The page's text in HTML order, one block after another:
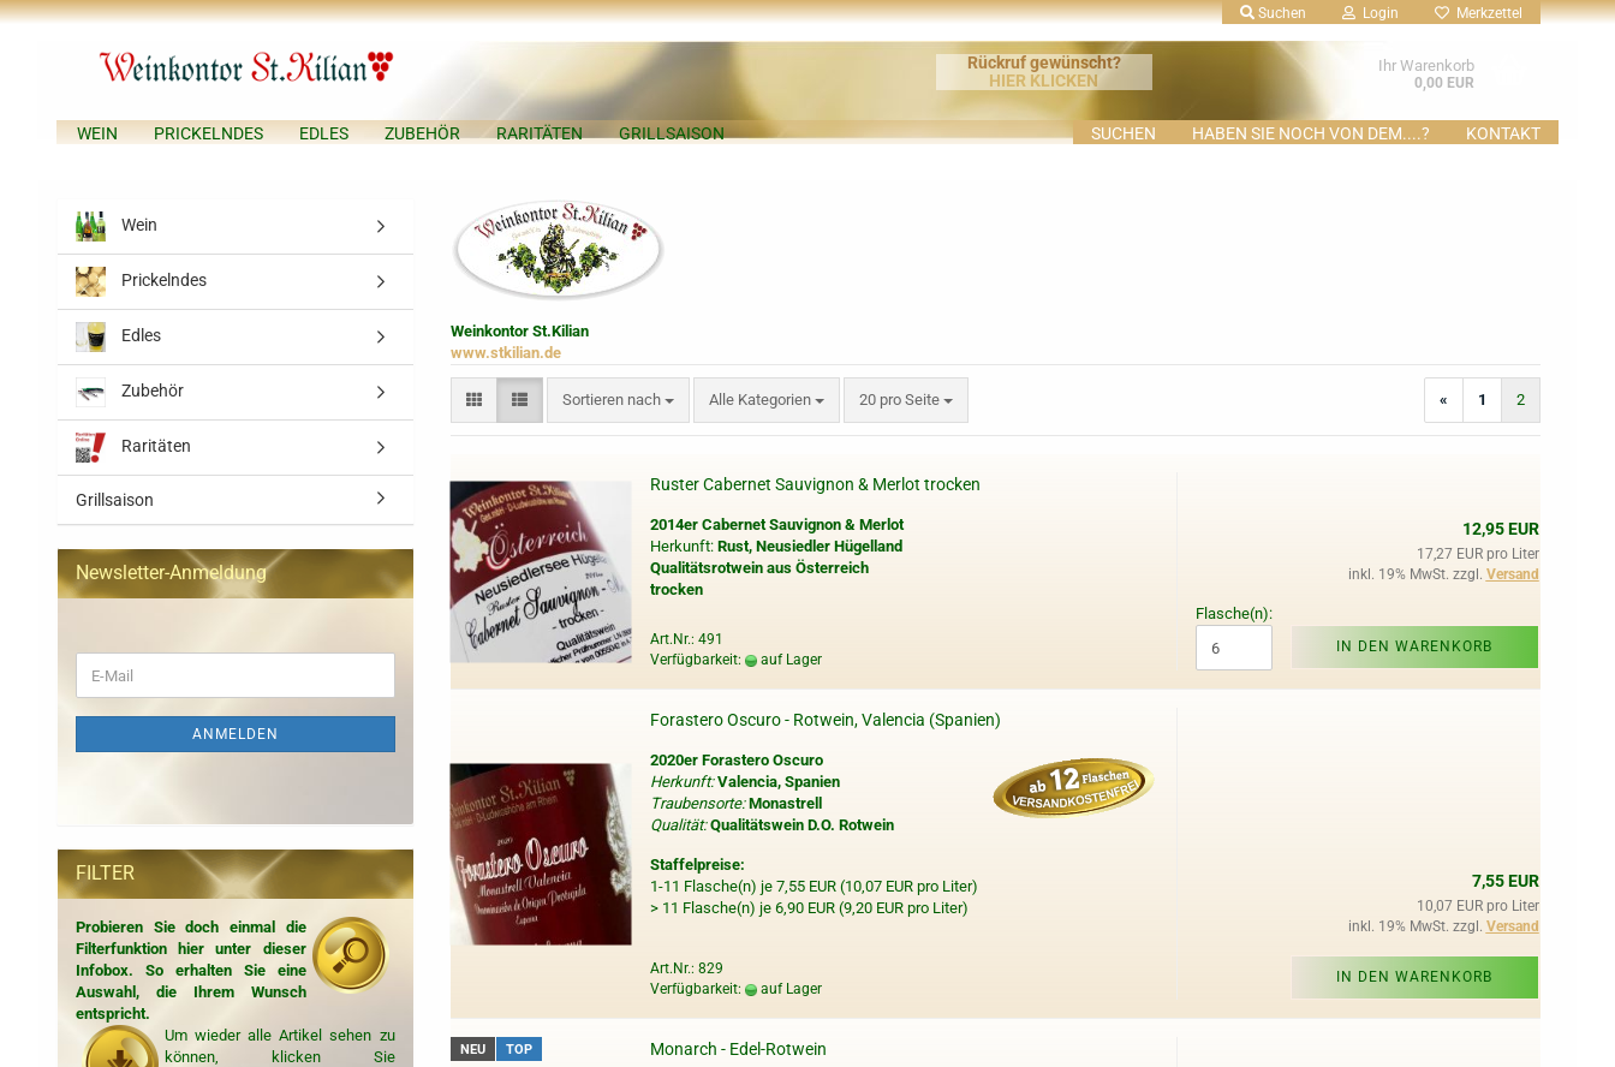
Suchen Login Merkzettel
Rückruf gewünscht?
HIER KLICKEN
Ihr Warenkorb
0,00 EUR
WEIN PRICKELNDES EDLES ZUBEHÖR RARITÄTEN GRILLSAISON SUCHEN HABEN SIE NOCH VON DEM....? KONTAKT
Weinkontor St.Kilian
www.stkilian.de
Sortieren nach
Sortieren nach Alle Kategorien 20 pro Seite
pro Seite « 1 2
Ruster Cabernet Sauvignon & Merlot trocken
2014er Cabernet Sauvignon & Merlot
Herkunft:Rust, Neusiedler Hügelland
Qualitätsrotwein aus Österreich
trocken
Art.Nr.: 491
Verfügbarkeit:
auf Lager
12,95 EUR
17,27 EUR pro Liter
inkl. 19% MwSt. zzgl. Versand
Flasche(n):
IN DEN WARENKORB
Forastero Oscuro - Rotwein, Valencia (Spanien)
2020er Forastero Oscuro
Herkunft: Valencia, Spanien
Traubensorte: Monastrell
Qualität: Qualitätswein D.O. Rotwein
Staffelpreise:
1-11 Flasche(n) je 7,55 EUR (10,07 EUR pro Liter)
> 11 Flasche(n) je 6,90 EUR (9,20 EUR pro Liter)
Art.Nr.: 829
Verfügbarkeit:
auf Lager
7,55 EUR
10,07 EUR pro Liter
inkl. 19% MwSt. zzgl. Versand
IN DEN WARENKORB
NEU TOP Monarch - Edel-Rotwein
Wein
Prickelndes
Edles
Zubehör
Raritäten
Grillsaison
Newsletter-Anmeldung
ZUR
E-
Mail
ANMELDEN
FILTER
Probieren Sie doch einmal die
Filterfunktion hier unter dieser
Infobox. So erhalten Sie eine
Auswahl, die Ihrem Wunsch
entspricht.
Um wieder alle Artikel sehen zu
können, klicken Sie